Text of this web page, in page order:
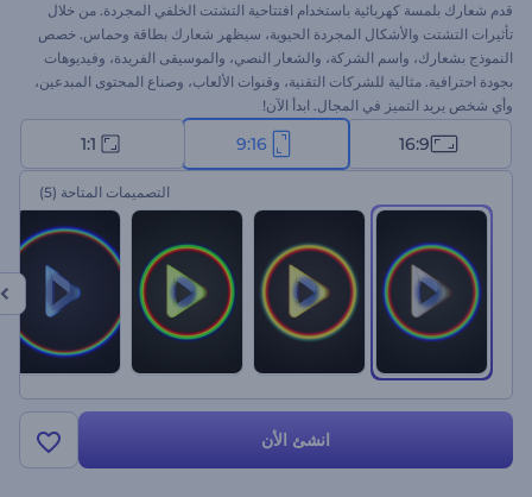
قدم شعارك بلمسة كهربائية باستخدام افتتاحية التشتت الخلفي المجردة. من خلال
تأثيرات التشتت والأشكال المجردة الحيوية، سيظهر شعارك بطاقة وحماس. خصص
النموذج بشعارك، واسم الشركة، والشعار النصي، والموسيقى الفريدة، وفيديوهات
بجودة احترافية. مثالية للشركات التقنية، وقنوات الألعاب، وصناع المحتوى المبدعين،
وأي شخص يريد التميز في المجال. ابدأ الآن!
16:9
9:16
1:1
التصميمات المتاحة (5)
انشئ الأن